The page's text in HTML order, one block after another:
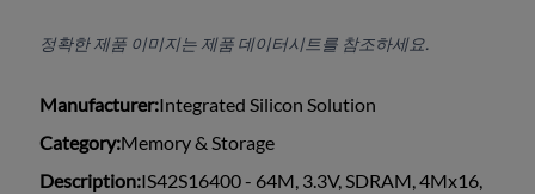
정확한 제품 이미지는 제품 데이터시트를 참조하세요.
Manufacturer:Integrated Silicon Solution
Category:Memory & Storage
Description:IS42S16400 - 64M, 3.3V, SDRAM, 4Mx16,